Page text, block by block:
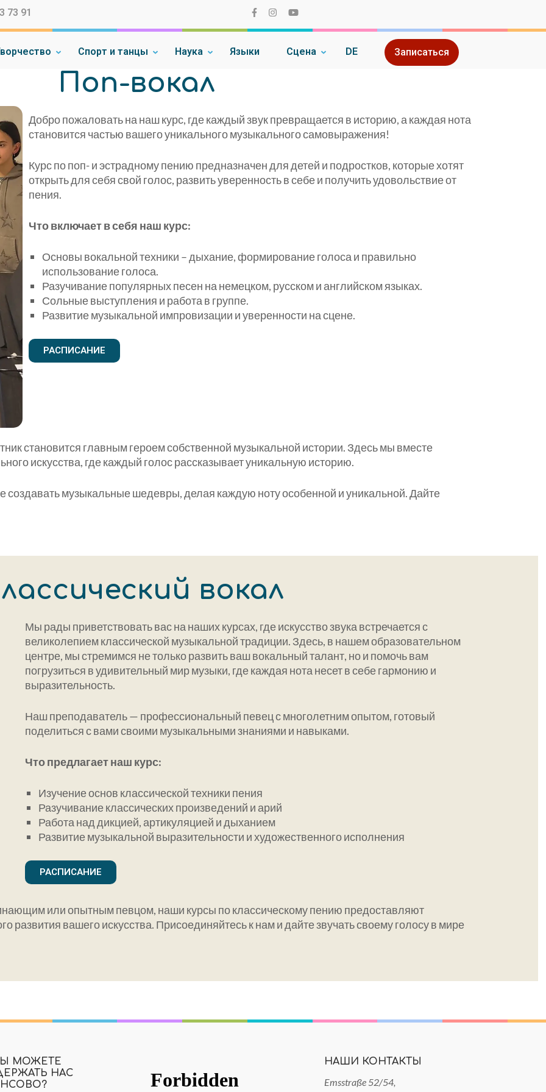
73 91
e.V. Спорт и танцы Наука Языки Сцена DE Записаться
Поп-вокал
Добро пожаловать на наш курс, где каждый звук превращается в историю, а каждая нота
становится частью вашего уникального музыкального самовыражения!
Курс по поп- и эстрадному пению предназначен для детей и подростков, которые хотят
открыть для себя свой голос, развить уверенность в себе и получить удовольствие от
пения.
Что включает в себя наш курс:
Основы вокальной техники – дыхание, формирование голоса и правильно
использование голоса.
Разучивание популярных песен на немецком, русском и английском языках.
Сольные выступления и работа в группе.
Развитие музыкальной импровизации и уверенности на сцене.
РАСПИСАНИЕ
становится главным героем собственной музыкальной истории. Здесь мы вместе
искусства, где каждый голос рассказывает уникальную историю.
создавать музыкальные шедевры, делая каждую ноту особенной и уникальной. Дайте
вокал
Мы рады приветствовать вас на наших курсах, где искусство звука встречается с
великолепием классической музыкальной традиции. Здесь, в нашем образовательном
центре, мы стремимся не только развить ваш вокальный талант, но и помочь вам
погрузиться в удивительный мир музыки, где каждая нота несет в себе гармонию и
выразительность.
Наш преподаватель — профессиональный певец с многолетним опытом, готовый
поделиться с вами своими музыкальными знаниями и навыками.
Что предлагает наш курс:
Изучение основ классической техники пения
Разучивание классических произведений и арий
Работа над дикцией, артикуляцией и дыханием
Развитие музыкальной выразительности и художественного исполнения
РАСПИСАНИЕ
или опытным певцом, наши курсы по классическому пению предоставляют
развития вашего искусства. Присоединяйтесь к нам и дайте звучать своему голосу в мире
МОЖЕТЕ
НАС
НАШИ КОНТАКТЫ
Emsstraße 52/54,